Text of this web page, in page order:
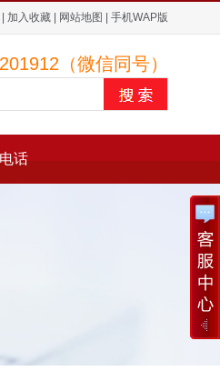
加入收藏 网站地图 手机WAP版
（微信同号）
话